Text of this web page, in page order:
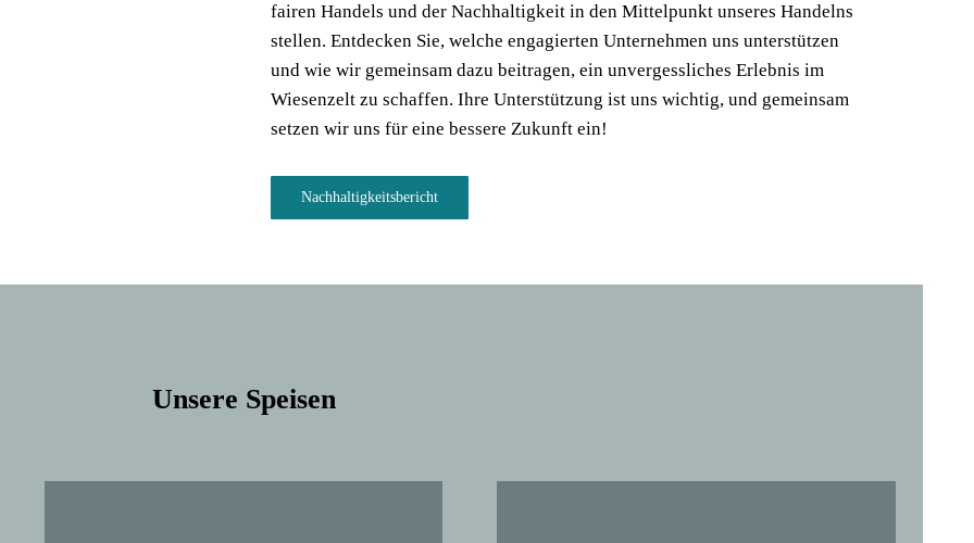
fairen Handels und der Nachhaltigkeit in den Mittelpunkt unseres Handelns
stellen. Entdecken Sie, welche engagierten Unternehmen uns unterstützen
und wie wir gemeinsam dazu beitragen, ein unvergessliches Erlebnis im
Wiesenzelt zu schaffen. Ihre Unterstützung ist uns wichtig, und gemeinsam
setzen wir uns für eine bessere Zukunft ein!
Nachhaltigkeitsbericht
Unsere Speisen